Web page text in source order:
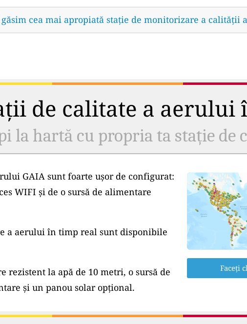
găsim cea mai apropiată stație de monitorizare a calității
de calitate a aerului
la hartă cu propria ta stație de
GAIA sunt foarte ușor de configurat:
WIFI și de o sursă de alimentare
a aerului în timp real sunt disponibile
rezistent la apă de 10 metri, o sursă de
și un panou solar opțional.
Faceți